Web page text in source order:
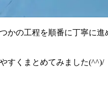
かの工程を順番に丁寧に
すくまとめてみました(^^)/